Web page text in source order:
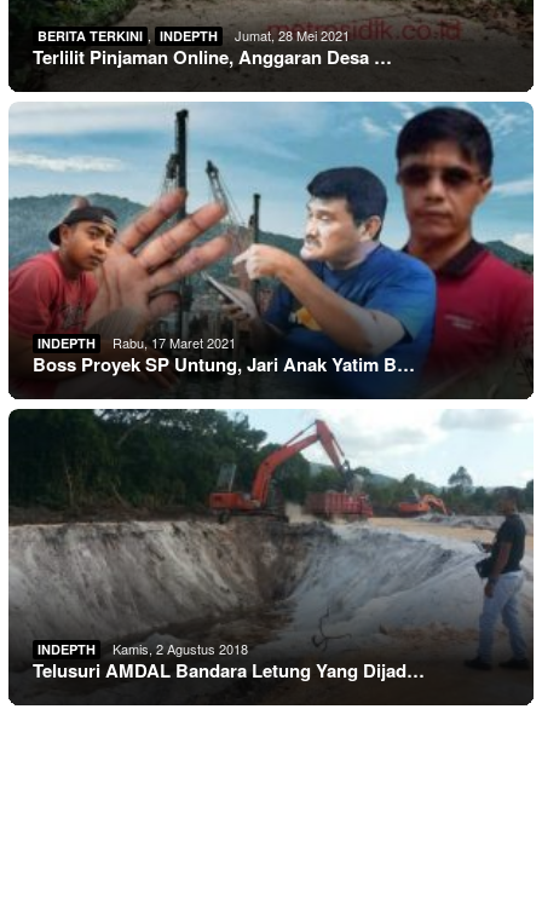
BERITA TERKINI , INDEPTH Jumat, 28 Mei 2021
Terlilit Pinjaman Online, Anggaran Desa …
INDEPTH Rabu, 17 Maret 2021
Boss Proyek SP Untung, Jari Anak Yatim B…
INDEPTH Kamis, 2 Agustus 2018
Telusuri AMDAL Bandara Letung Yang Dijad…